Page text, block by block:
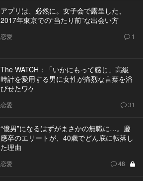
アプリは、必然に。女子会で露呈した、
2017年東京での“当たり前”な出会い方
恋愛 1
The WATCH：「いかにもって感じ」高級
時計を愛用する男に女性が痛烈な言葉を浴
びせたワケ
恋愛 31
“億男”になるはずがまさかの無職に…。慶
應卒のエリートが、40歳でどん底に転落し
た理由
恋愛 48